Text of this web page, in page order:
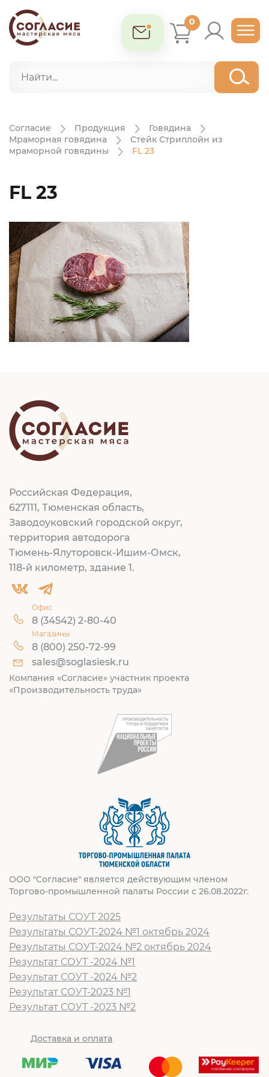
0
Согласие Продукция
Говядина
Мраморная говядина
Стейк Стриплойн из
мраморной говядины
FL 23
FL 23
Российская Федерация,
627111, Тюменская область,
Заводоуковский городской округ,
территория автодорога
Тюмень-Ялуторовск-Ишим-Омск,
118-й километр, здание 1.
Офис
8 (34542) 2-80-40
Магазины
8 (800) 250-72-99
sales@soglasiesk.ru
Компания «Согласие» участник проекта
«Производительность труда»
ООО "Согласие" является действующим членом
Торгово-промышленной палаты России с 26.08.2022г.
Результаты СОУТ 2025
Результаты СОУТ-2024 №1 октябрь 2024
Результаты СОУТ-2024 №2 октябрь 2024
Результат СОУТ -2024 №1
Результат СОУТ -2024 №2
Результат СОУТ-2023 №1
Результат СОУТ -2023 №2
Доставка и оплата